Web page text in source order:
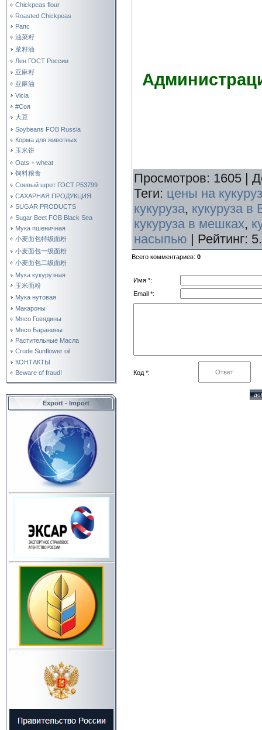
Chickpeas flour
Roasted Chickpeas
Рапс
油菜籽
菜籽油
Лен ГОСТ России
亚麻籽
亚麻油
Vicia
#Соя
大豆
Soybeans FOB Russia
Корма для животных
玉米饼
Oats + wheat
饲料粮食
Соевый шрот ГОСТ Р53799
САХАРНАЯ ПРОДУКЦИЯ
SUGAR PRODUCTS
Sugar Beet FOB Black Sea
Мука пшеничная
小麦面包特级面粉
小麦面包一级面粉
小麦面包二级面粉
Мука кукурузная
玉米面粉
Мука нутовая
Макароны
Мясо Говядины
Мясо Баранины
Растительные Масла
Crude Sunflower oil
КОНТАКТЫ
Beware of fraud!
Export - Import
Просмотров: 1605 |
Теги: цены на
кукуруза, кукуруза в
кукуруза в мешках,
насыпью | Рейтинг:
Всего комментариев: 0
Имя *:
Email *:
Код *: